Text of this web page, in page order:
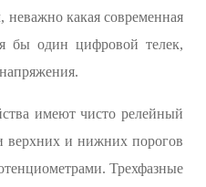
какая современная
бы один цифровой телек,
имеют чисто релейный
верхних и нижних порогов
Трехфазные